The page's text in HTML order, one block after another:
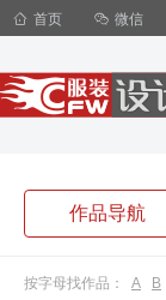
 首页  微信
作品导航
按字母找作品： A B